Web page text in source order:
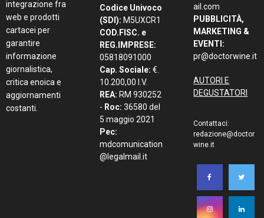
integrazione fra
web e prodotti
cartacei per
garantire
informazione
giornalistica,
critica enoica e
aggiornamenti
costanti.
Codice Univoco
(SDI): M5UXCR1
COD.FISC. e
REG.IMPRESE:
05818091000
Cap. Sociale: €.
10.200,00 I.V.
REA: RM 930252
- Roc: 36580 del
5 maggio 2021
Pec:
mdcomunication
@legalmail.it
ail.com
PUBBLICITÀ,
MARKETING &
EVENTI:
pr@doctorwine.it
AUTORI E
DEGUSTATORI
Contattaci:
redazione@doctor
wine.it